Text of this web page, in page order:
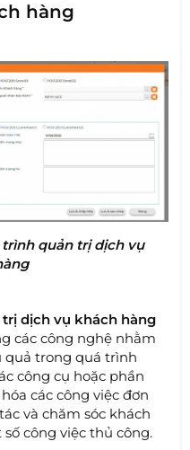
hàng
quản trị dịch vụ
trị dịch vụ khách hàng
các công nghệ nhằm
quả trong quá trình
công cụ hoặc phần
các công việc đơn
và chăm sóc khách
công việc thủ công.